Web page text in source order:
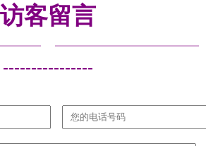
访客留言
----------------